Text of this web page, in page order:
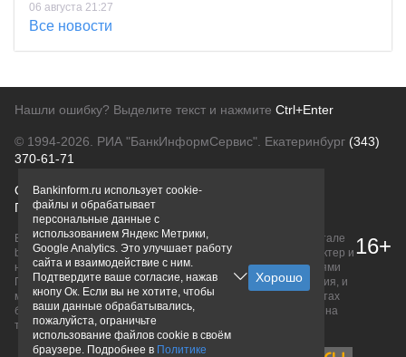
06 августа 21:27
Все новости
Нашли ошибку? Выделите текст и нажмите Ctrl+Enter
© 1994-2026. РИА "БанкИнформСервис". Екатеринбург (343)
370-61-71
О проектеПолитика конфиденциальности
Правовая информацияДля рекламодателей
Вся информация о продуктах банков, размещенная на портале
bankinform.ru, носит исключительно ознакомительный характер и
не является публичной офертой, определяемой положениями
ГК РФ. Информация не содержит точного и полного описания, и
может быть изменена. Конечные условия уточняйте на сайтах
банков или при личном обращении. Исключительное право на
товарные знаки принадлежит их правообладателям.
16+
Bankinform.ru использует cookie-
файлы и обрабатывает
персональные данные с
использованием Яндекс Метрики,
Google Analytics. Это улучшает работу
сайта и взаимодействие с ним.
Подтвердите ваше согласие, нажав
кнопу Ок. Если вы не хотите, чтобы
ваши данные обрабатывались,
пожалуйста, ограничьте
использование файлов cookie в своём
браузере. Подробнее в Политике